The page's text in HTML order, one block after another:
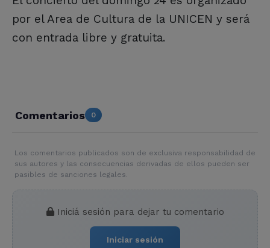
por el Area de Cultura de la UNICEN y será
con entrada libre y gratuita.
Comentarios 0
Los comentarios publicados son de exclusiva responsabilidad de
sus autores y las consecuencias derivadas de ellos pueden ser
pasibles de sanciones legales.
Iniciá sesión para dejar tu comentario
Iniciar sesión